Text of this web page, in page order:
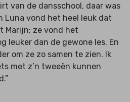
van de dansschool, daar was
Luna vond het heel leuk dat
Marijn; ze vond het
leuker dan de gewone les. En
om ze zo samen te zien. Ik
met z’n tweeën kunnen